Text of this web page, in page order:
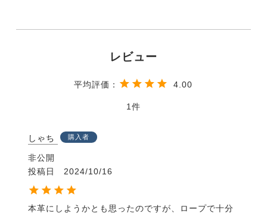
4.00
1
しゃち 購入者
非公開
投稿日
2024/10/16
本革にしようかとも思ったのですが、ロープで十分